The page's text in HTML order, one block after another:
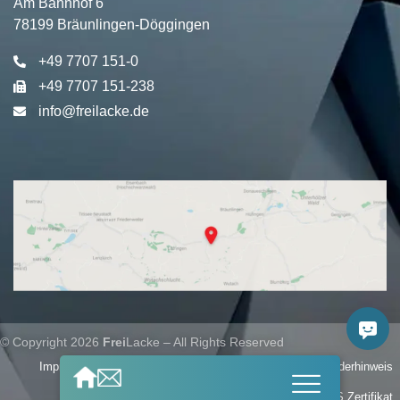
Am Bahnhof 6
78199 Bräunlingen-Döggingen
+49 7707 151-0
+49 7707 151-238
info@freilacke.de
© Copyright 2026 FreiLacke – All Rights Reserved
Impressum Datenschutz *Genderhinweis
Umwelterklärung EMAS Zertifikat